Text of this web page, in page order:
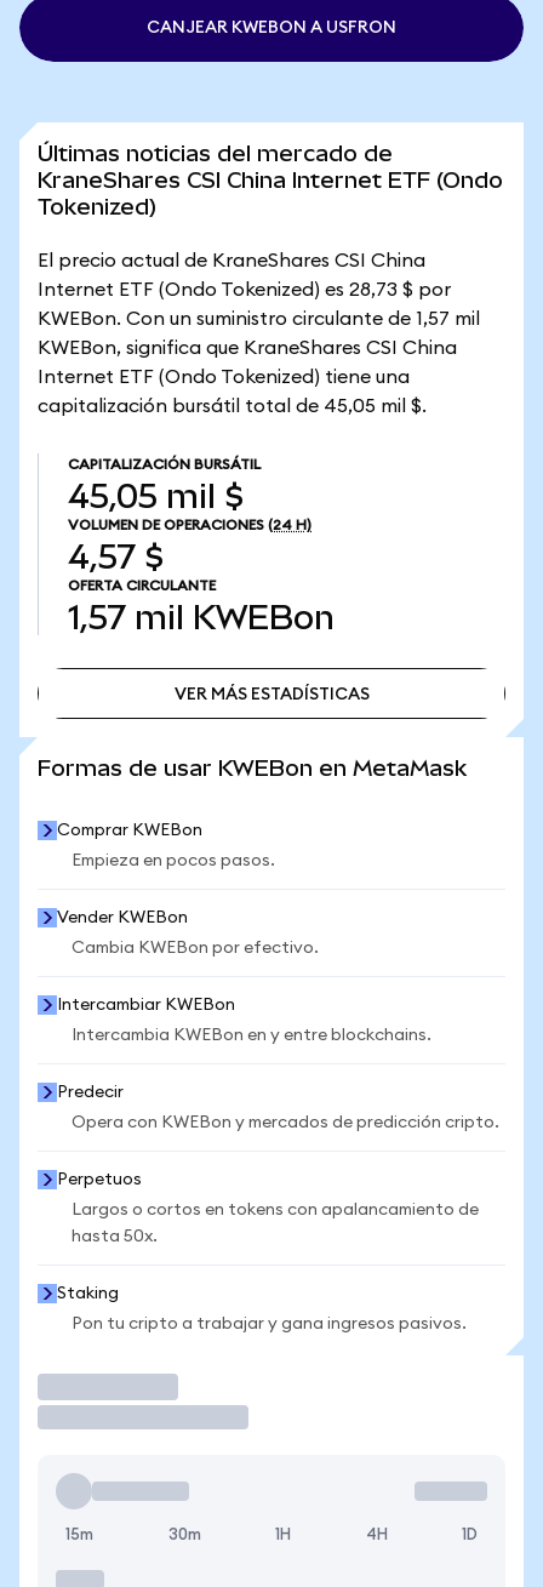
CANJEAR KWEBON A USFRON
Últimas noticias del mercado de
KraneShares CSI China Internet ETF (Ondo
Tokenized)
El precio actual de KraneShares CSI China
Internet ETF (Ondo Tokenized) es 28,73 $ por
KWEBon. Con un suministro circulante de 1,57 mil
KWEBon, significa que KraneShares CSI China
Internet ETF (Ondo Tokenized) tiene una
capitalización bursátil total de 45,05 mil $.
CAPITALIZACIÓN BURSÁTIL
45,05 mil $
VOLUMEN DE OPERACIONES (24 H)
4,57 $
OFERTA CIRCULANTE
1,57 mil KWEBon
VER MÁS ESTADÍSTICAS
Formas de usar KWEBon en MetaMask
Comprar KWEBon
Empieza en pocos pasos.
Vender KWEBon
Cambia KWEBon por efectivo.
Intercambiar KWEBon
Intercambia KWEBon en y entre blockchains.
Predecir
Opera con KWEBon y mercados de predicción cripto.
Perpetuos
Largos o cortos en tokens con apalancamiento de
hasta 50x.
Staking
Pon tu cripto a trabajar y gana ingresos pasivos.
15m 30m 1H 4H 1D